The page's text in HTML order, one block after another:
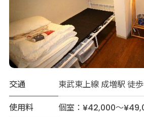
交通
東武東上線 成増駅 徒
使用料
個室：¥42,000～